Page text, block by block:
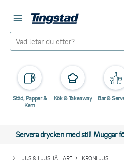
Städ, Papper &
Kem
Kök & Takeaway Bar &
Servera drycken med stil! Muggar
LJUS & LJUSHÅLLARE KRONLJUS